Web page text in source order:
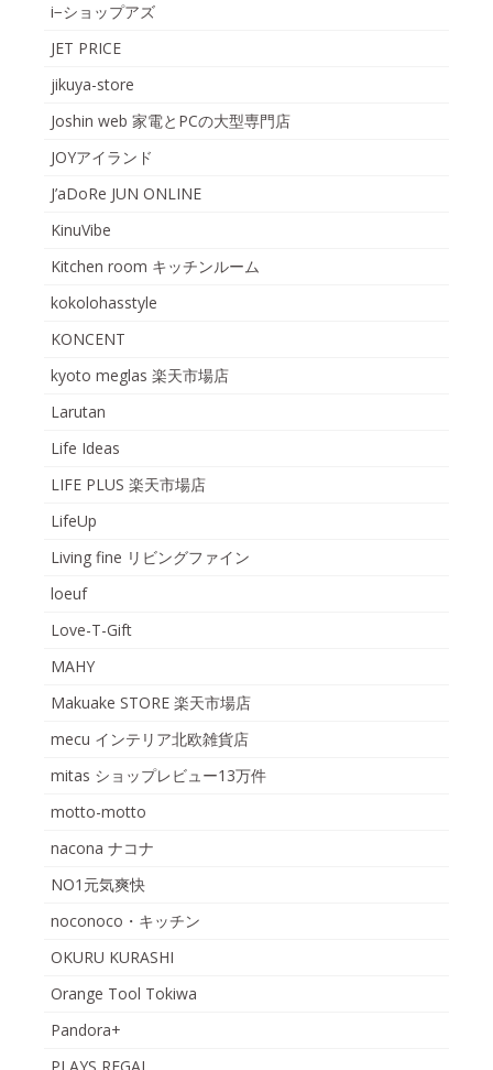
i−ショップアズ
JET PRICE
jikuya-store
Joshin web 家電とPCの大型専門店
JOYアイランド
J’aDoRe JUN ONLINE
KinuVibe
Kitchen room キッチンルーム
kokolohasstyle
KONCENT
kyoto meglas 楽天市場店
Larutan
Life Ideas
LIFE PLUS 楽天市場店
LifeUp
Living fine リビングファイン
loeuf
Love-T-Gift
MAHY
Makuake STORE 楽天市場店
mecu インテリア北欧雑貨店
mitas ショップレビュー13万件
motto-motto
nacona ナコナ
NO1元気爽快
noconoco・キッチン
OKURU KURASHI
Orange Tool Tokiwa
Pandora+